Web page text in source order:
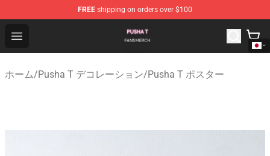
FREE shipping on orders over $100
Open menu
Pusha T Shop - Official Pusha T Merchandise Store
ホーム/Pusha T デコレーション/Pusha T ポスター